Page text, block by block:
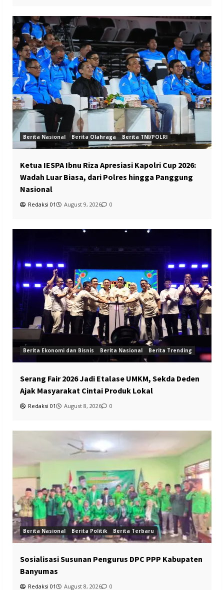
Berita Nasional Berita Olahraga Berita TNI/POLRI
Ketua IESPA Ibnu Riza Apresiasi Kapolri Cup 2026:
Wadah Luar Biasa, dari Polres hingga Panggung
Nasional
Redaksi 01 August 9, 2026 0
Berita Ekonomi dan Bisnis Berita Nasional Berita Trending
Serang Fair 2026 Jadi Etalase UMKM, Sekda Deden
Ajak Masyarakat Cintai Produk Lokal
Redaksi 01 August 8, 2026 0
Berita Nasional Berita Politik Berita Terbaru
Sosialisasi Susunan Pengurus DPC PPP Kabupaten
Banyumas
Redaksi 01 August 8, 2026 0